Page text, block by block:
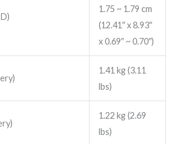
1.75 ~ 1.79 cm
(12.41″ x 8.93″
x 0.69″ ~ 0.70″)
1.41 kg (3.11
lbs)
1.22 kg (2.69
lbs)